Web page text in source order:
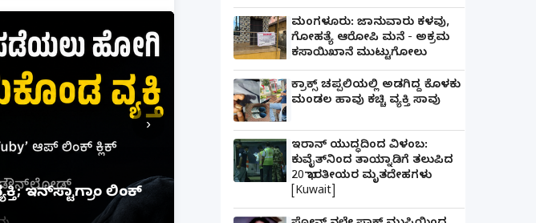
ಕ್ಲಿಕ್ ಮಾಡಿದ್ದೇ ದುಬಾರಿ ಆಯಿತು!
›
ಮಂಗಳೂರು: ಜಾನುವಾರು ಕಳವು,
ಗೋಹತ್ಯೆ ಆರೋಪಿ ಮನೆ - ಅಕ್ರಮ
ಕಸಾಯಿಖಾನೆ ಮುಟ್ಟುಗೋಲು
ಕ್ರಾಕ್ಸ್ ಚಪ್ಪಲಿಯಲ್ಲಿ ಅಡಗಿದ್ದ ಕೊಳಕು
ಮಂಡಲ ಹಾವು ಕಚ್ಚಿ ವ್ಯಕ್ತಿ ಸಾವು
ಇರಾನ್ ಯುದ್ಧದಿಂದ ವಿಳಂಬ:
ಕುವೈತ್‌ನಿಂದ ತಾಯ್ನಾಡಿಗೆ ತಲುಪಿದ
20 ಭಾರತೀಯರ ಮೃತದೇಹಗಳು
[Kuwait]